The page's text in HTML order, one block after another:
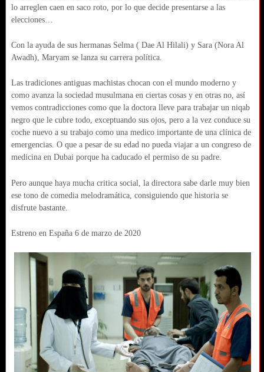
lo arreglen caen en saco roto, por lo que decide presentarse a las
elecciones…
Con la ayuda de sus hermanas Selma ( Dae Al Hilali) y Sara (Nora Al
Awadh), Maryam se lanza su carrera política.
Las tradiciones antiguas machistas chocan con el mundo moderno y
como avanza la sociedad musulmana en ciertas cosas y en otras no, así
vemos contradicciones como que la doctora lleve para trabajar un niqab
negro que le cubre todo, exceptuando sus ojos, pero a la vez conduce su
coche nuevo a su trabajo como una medico importante de una clínica de
emergencias. O que a pesar de su edad no pueda viajar a un congreso de
medicina en Dubai porque ha caducado el permiso de su padre.
Pero aunque haya mucha critica social, la directora sabe darle muy bien
ese tono de comedia melodramática, consiguiendo que historia se
disfrute bastante.
Estreno en España 6 de marzo de 2020